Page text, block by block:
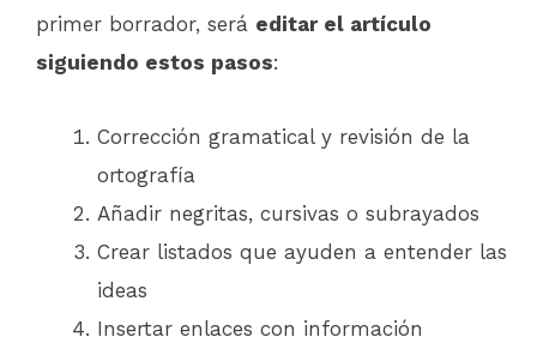
primer borrador, será editar el artículo
siguiendo estos pasos:
Corrección gramatical y revisión de la
ortografía
Añadir negritas, cursivas o subrayados
Crear listados que ayuden a entender las
ideas
Insertar enlaces con información